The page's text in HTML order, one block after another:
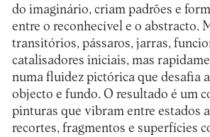
do imaginário, criam padrões e
entre o reconhecível e o abstracto.
transitórios, pássaros, jarras,
catalisadores iniciais, mas
numa fluidez pictórica que desafia
objecto e fundo. O resultado é um
pinturas que vibram entre estados
recortes, fragmentos e superfícies